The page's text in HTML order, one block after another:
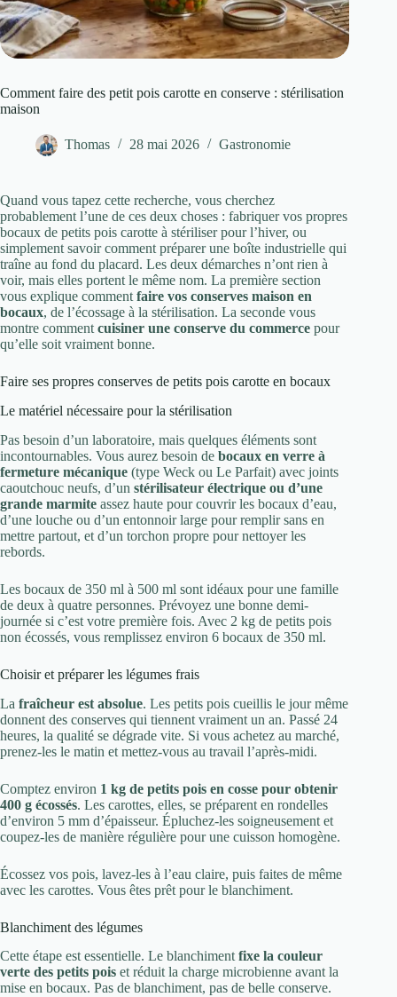
Comment faire des petit pois carotte en conserve : stérilisation
maison
Thomas 28 mai 2026 Gastronomie
Quand vous tapez cette recherche, vous cherchez
probablement l’une de ces deux choses : fabriquer vos propres
bocaux de petits pois carotte à stériliser pour l’hiver, ou
simplement savoir comment préparer une boîte industrielle qui
traîne au fond du placard. Les deux démarches n’ont rien à
voir, mais elles portent le même nom. La première section
vous explique comment faire vos conserves maison en
bocaux, de l’écossage à la stérilisation. La seconde vous
montre comment cuisiner une conserve du commerce pour
qu’elle soit vraiment bonne.
Faire ses propres conserves de petits pois carotte en bocaux
Le matériel nécessaire pour la stérilisation
Pas besoin d’un laboratoire, mais quelques éléments sont
incontournables. Vous aurez besoin de bocaux en verre à
fermeture mécanique (type Weck ou Le Parfait) avec joints
caoutchouc neufs, d’un stérilisateur électrique ou d’une
grande marmite assez haute pour couvrir les bocaux d’eau,
d’une louche ou d’un entonnoir large pour remplir sans en
mettre partout, et d’un torchon propre pour nettoyer les
rebords.
Les bocaux de 350 ml à 500 ml sont idéaux pour une famille
de deux à quatre personnes. Prévoyez une bonne demi-
journée si c’est votre première fois. Avec 2 kg de petits pois
non écossés, vous remplissez environ 6 bocaux de 350 ml.
Choisir et préparer les légumes frais
La fraîcheur est absolue. Les petits pois cueillis le jour même
donnent des conserves qui tiennent vraiment un an. Passé 24
heures, la qualité se dégrade vite. Si vous achetez au marché,
prenez-les le matin et mettez-vous au travail l’après-midi.
Comptez environ 1 kg de petits pois en cosse pour obtenir
400 g écossés. Les carottes, elles, se préparent en rondelles
d’environ 5 mm d’épaisseur. Épluchez-les soigneusement et
coupez-les de manière régulière pour une cuisson homogène.
Écossez vos pois, lavez-les à l’eau claire, puis faites de même
avec les carottes. Vous êtes prêt pour le blanchiment.
Blanchiment des légumes
Cette étape est essentielle. Le blanchimentfixe la couleur
verte des petits pois et réduit la charge microbienne avant la
mise en bocaux. Pas de blanchiment, pas de belle conserve.